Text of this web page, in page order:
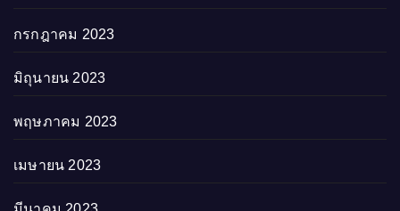
กรกฎาคม 2023
มิถุนายน 2023
พฤษภาคม 2023
เมษายน 2023